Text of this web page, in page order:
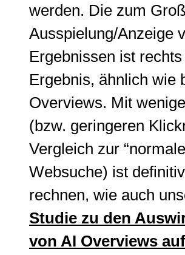
werden. Die zum
Ausspielung/Anzeige
Ergebnissen ist
Ergebnis, ähnlich wie
Overviews. Mit
(bzw. geringeren
Vergleich zur
Websuche) ist
rechnen, wie auch
Studie zu den
von AI Overviews